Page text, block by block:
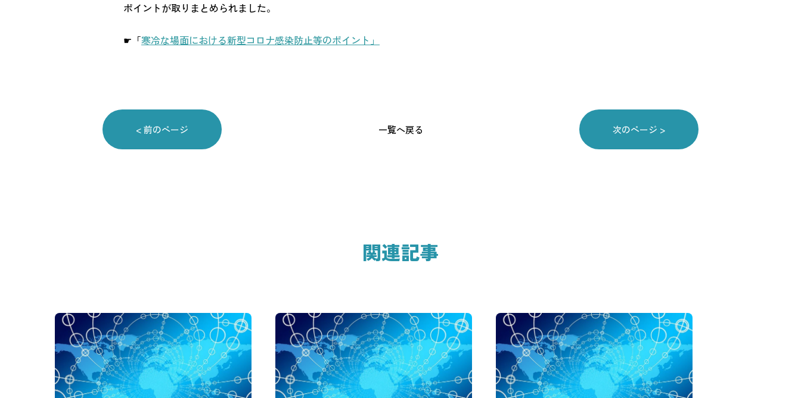
ポイントが取りまとめられました。
☛「寒冷な場面における新型コロナ感染防止等のポイント」
< 前のページ 一覧へ戻る 次のページ >
関連記事